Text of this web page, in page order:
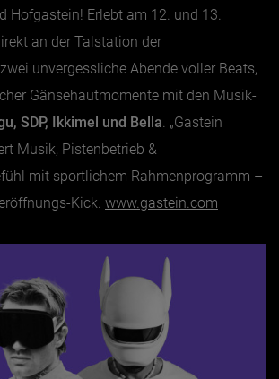
Hofgastein! Erlebt am 12. und 13.
an der Talstation der
unvergessliche Abende voller Beats,
Gänsehautmomente mit den Musik-
SDP, Ikkimel und Bella. „Gastein
Musik, Pistenbetrieb &
mit sportlichem Rahmenprogramm –
Kick. www.gastein.com